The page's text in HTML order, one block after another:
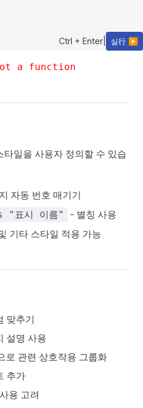
Ctrl + Enter 실行 ▶
a function
일을 사용자 정의할 수 있습
자동 번호 매기기
표시 이름"
- 별칭 사용
기타 스타일 적용 가능
맞추기
설명 사용
로 관련 상호작용 그룹화
추가
용 고려